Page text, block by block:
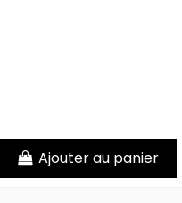
Ajouter au panier